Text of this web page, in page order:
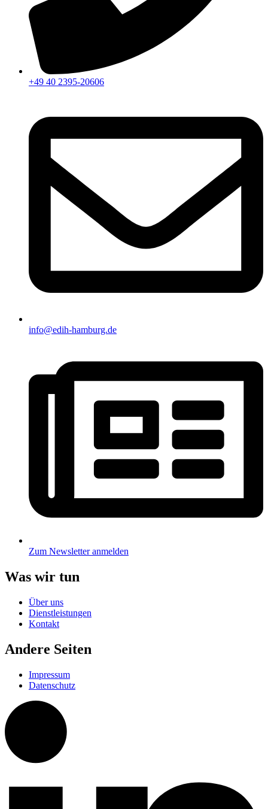
+49 40 2395-20606
info@edih-hamburg.de
Zum Newsletter anmelden
Was wir tun
Über uns
Dienstleistungen
Kontakt
Andere Seiten
Impressum
Datenschutz